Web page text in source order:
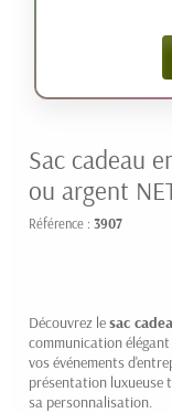
Sac cadeau
ou argent
Référence : 3907
Découvrez lesac
communication
vos événements
présentation luxueuse
sa personnalisation.